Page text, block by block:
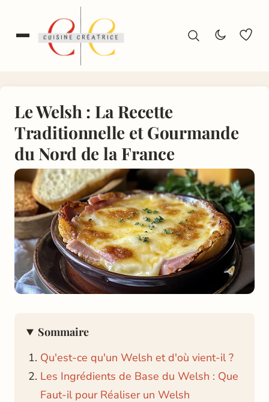
Le Welsh : La Recette
Traditionnelle et Gourmande
du Nord de la France
Sommaire
Qu'est-ce qu'un Welsh et d'où vient-il ?
Les Ingrédients de Base du Welsh : Que
Faut-il pour Réaliser un Welsh